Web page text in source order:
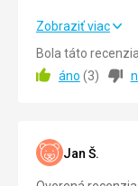
Strava
Absolvovali jsme
splnila naše
Zobraziť viac
Bola táto
áno (3)
Jan Š.